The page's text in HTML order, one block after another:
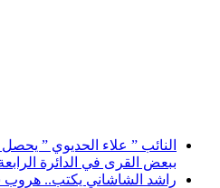
النائب ” علاء الحديوي ”
ببعض القرى في الدائرة
راشد الشاشاني يكتب.. هروب